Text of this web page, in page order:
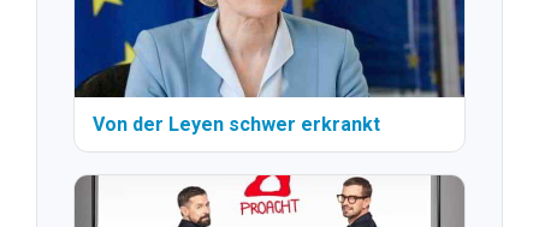
Von der Leyen schwer erkrankt